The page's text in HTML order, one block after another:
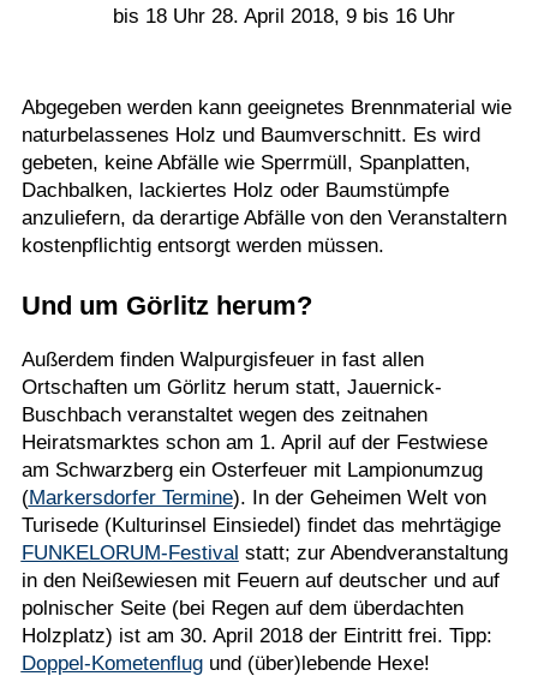
bis 18 Uhr 28. April 2018, 9 bis 16 Uhr
Abgegeben werden kann geeignetes Brennmaterial wie
naturbelassenes Holz und Baumverschnitt. Es wird
gebeten, keine Abfälle wie Sperrmüll, Spanplatten,
Dachbalken, lackiertes Holz oder Baumstümpfe
anzuliefern, da derartige Abfälle von den Veranstaltern
kostenpflichtig entsorgt werden müssen.
Und um Görlitz herum?
Außerdem finden Walpurgisfeuer in fast allen
Ortschaften um Görlitz herum statt, Jauernick-
Buschbach veranstaltet wegen des zeitnahen
Heiratsmarktes schon am 1. April auf der Festwiese
am Schwarzberg ein Osterfeuer mit Lampionumzug
(Markersdorfer Termine). In der Geheimen Welt von
Turisede (Kulturinsel Einsiedel) findet das mehrtägige
FUNKELORUM-Festival statt; zur Abendveranstaltung
in den Neißewiesen mit Feuern auf deutscher und auf
polnischer Seite (bei Regen auf dem überdachten
Holzplatz) ist am 30. April 2018 der Eintritt frei. Tipp:
Doppel-Kometenflugund (über)lebende Hexe!